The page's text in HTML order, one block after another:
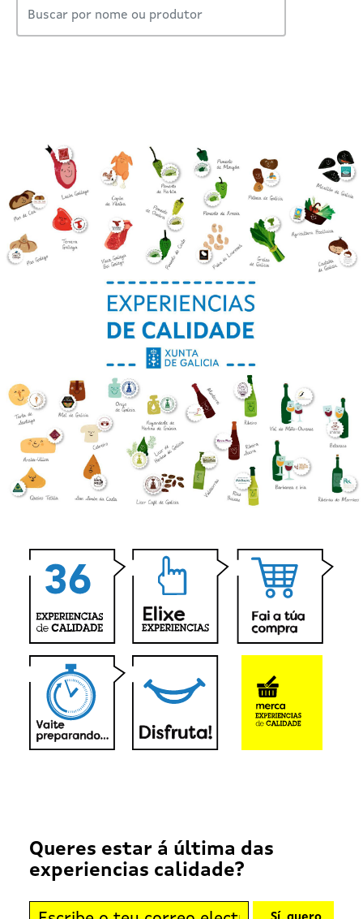
Queres estar á última das
experiencias calidade?